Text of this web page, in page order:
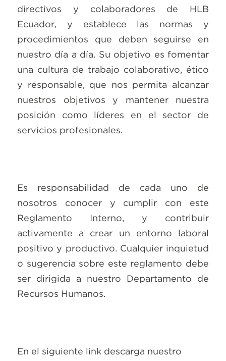
directivos y colaboradores de HLB
Ecuador, y establece las normas y
procedimientos que deben seguirse en
nuestro día a día. Su objetivo es fomentar
una cultura de trabajo colaborativo, ético
y responsable, que nos permita alcanzar
nuestros objetivos y mantener nuestra
posición como líderes en el sector de
servicios profesionales.
Es responsabilidad de cada uno de
nosotros conocer y cumplir con este
Reglamento Interno, y contribuir
activamente a crear un entorno laboral
positivo y productivo. Cualquier inquietud
o sugerencia sobre este reglamento debe
ser dirigida a nuestro Departamento de
Recursos Humanos.
En el siguiente link descarga nuestro